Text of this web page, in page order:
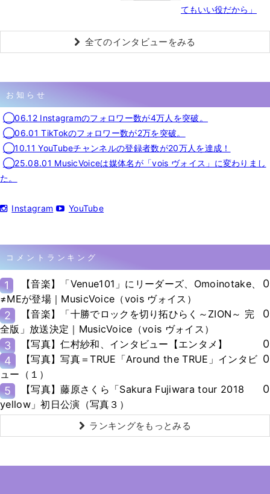
てもいい役だから」
全てのインタビューをみる
お知らせ
◯06.12 Instagramのフォロワー数が4万人を突破。
◯06.01 TikTokのフォロワー数が2万を突破。
◯10.11 YouTubeチャンネルの登録者数が20万人を達成！
◯25.08.01 MusicVoiceは媒体名が「vois ヴォイス」に変わりまし
た。
Instagram YouTube
コメントランキング
1
【音楽】「Venue101」にリーダーズ、Omoinotake、
≠MEが登場｜MusicVoice（vois ヴォイス）
0
2
【音楽】「十勝でロックを切り拓ひらく～ZION～ 完
全版」放送決定｜MusicVoice（vois ヴォイス）
0
3 【写真】仁村紗和、インタビュー【エンタメ】
0
4
【写真】写真＝TRUE「Around the TRUE」インタビ
ュー（１）
0
5
【写真】藤原さくら「Sakura Fujiwara tour 2018
yellow」初日公演（写真３）
0
ランキングをもっとみる